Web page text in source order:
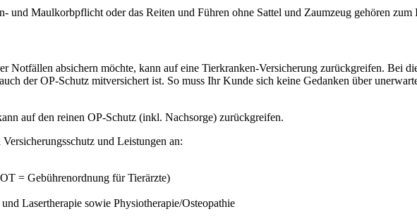
Maulkorbpflicht oder das Reiten und Führen ohne Sattel und Zaumzeug gehören zum
absichern möchte, kann auf eine Tierkranken-Versicherung zurückgreifen. Bei
der OP-Schutz mitversichert ist. So muss Ihr Kunde sich keine Gedanken über
auf den reinen OP-Schutz (inkl. Nachsorge) zurückgreifen.
und Leistungen an:
= Gebührenordnung für Tierärzte)
Lasertherapie sowie Physiotherapie/Osteopathie